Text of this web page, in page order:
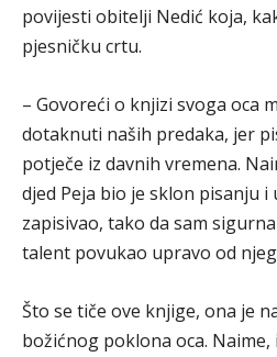
povijesti obitelji Nedić koja,
pjesničku crtu.
– Govoreći o knjizi svoga oca
dotaknuti naših predaka, jer
potječe iz davnih vremena.
djed Peja bio je sklon pisanju
zapisivao, tako da sam
talent povukao upravo od
Što se tiče ove knjige, ona je
božićnog poklona oca.